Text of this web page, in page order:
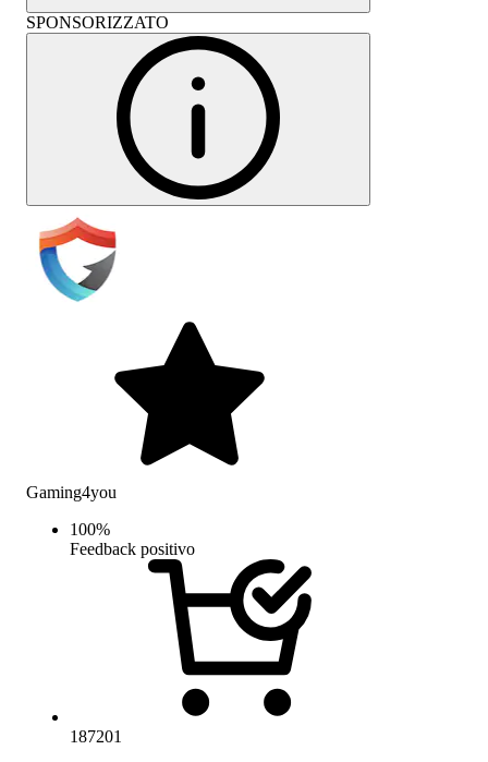
SPONSORIZZATO
Gaming4you
100%
Feedback positivo
187201